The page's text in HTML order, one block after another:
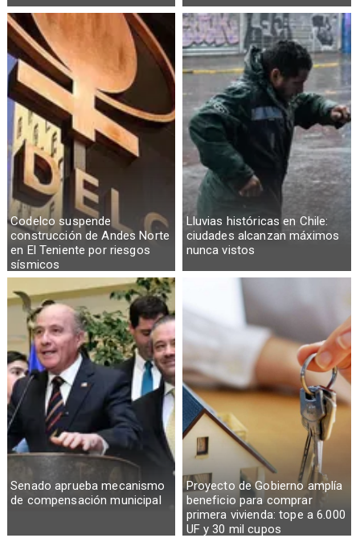
Codelco suspende
construcción de Andes Norte
en El Teniente por riesgos
sísmicos
Lluvias históricas en Chile:
ciudades alcanzan máximos
nunca vistos
Senado aprueba mecanismo
de compensación municipal
Proyecto de Gobierno amplía
beneficio para comprar
primera vivienda: tope a 6.000
UF y 30 mil cupos